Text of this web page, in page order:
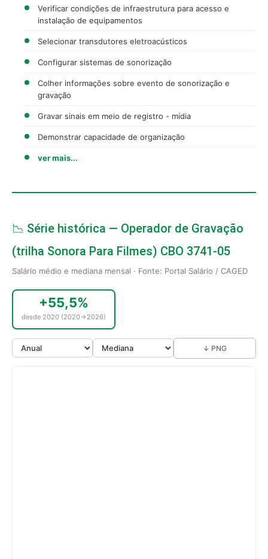
Verificar condições de infraestrutura para acesso e
instalação de equipamentos
Selecionar transdutores eletroacústicos
Configurar sistemas de sonorização
Colher informações sobre evento de sonorização e
gravação
Gravar sinais em meio de registro - mídia
Demonstrar capacidade de organização
ver mais...
📉 Série histórica — Operador de Gravação
(trilha Sonora Para Filmes) CBO 3741-05
Salário médio e mediana mensal · Fonte: Portal Salário / CAGED
+55,5%
desde 2020 (2020→2026)
↓ PNG